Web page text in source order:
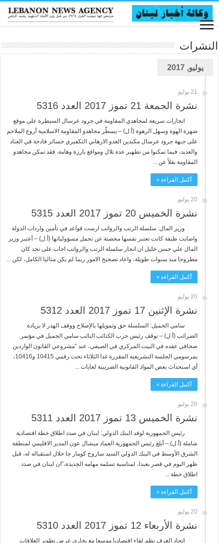
النشرات
يوليو, 2017
21 يوليو
نشرة الجمعة 21 تموز 2017 العدد 5316
انجازات سريعة لمجاهدي المقاومة في جرود عرسال السيطرة على موقع
ضهرة الهوة وسهل الرهوة (أ.ل) – يسطّر مجاهدو المقاومة الاسلامية أروع الملاحم
على جبهة جرود عرسال مكبدين العدو الارهابي التكفيري خسائر فادحة في العتاد
والعديد، فيما تمكنوا من تطهير عدة تلال ومواقع بارزة وهامة. فقد تمكن مجاهدو
المقاومة نقلاً عن ...
أكمل القراءة »
20 يوليو
نشرة الخميس 20 تموز 2017 العدد 5315
وزير المال: سلسلة الرتب والرواتب ارست قواعد في تأمين واردات الدولة
واصابت طبقة كانت تعتبر نفسها محصنة عن تحمل مسؤولياتها (أ.ل) – أعتبر وزير
المال علي حسن خليل ان انجاز سلسلة الرتب والرواتب اجاب على تحد كان
مطروحا منذ سنوات طويلة، واعاد تصحيح الامور ربما لم يكن مثاليا الكامل، لكن ...
أكمل القراءة »
20 يوليو
نشرة الإثنين 17 تموز 2017 العدد 5312
سامي الجميل: السلسلة حق وتمويلها بالإصلاح ووقف الهدر لا بزيادة
الضرائب (أ.ل) – توقف رئيس حزب الكتائب النائب سامي الجميل في مؤتمر
صحافي عقده في البيت المركزي في الصيفي، عند “مشروعي القانون الواردين
بمرسومي الجلسة التشريعية المقررة غدا الثلاثاء تحت رقمي 10415 و10416،
أي استحداث بعض المواد القانونية الضريبية لغايات ...
أكمل القراءة »
20 يوليو
نشرة الخميس 13 تموز 2017 العدد 5311
رئيس الجمهورية لوفد البنك الدولي: لبنان في صدد اطلاق خطة اقتصادية
شاملة (أ.ل) – أبلغ رئيس الجمهورية العماد ميشال عون المدير الاقليمي لمنطقة
الشرق الأوسط في البنك الدولي السيد ساروج كومار جا خلال استقباله له، قبل
ظهر اليوم في قصر بعبدا، لمناسبة تسلمه مهامه الجديدة،”ان لبنان في صدد
اطلاق خطة ...
أكمل القراءة »
20 يوليو
نشرة الأربعاء 12 تموز 2017 العدد 5310
اتحاد الغرف نظم لقاء اقتصاديا موسعا مع بخاري عرض تطوير العلاقات